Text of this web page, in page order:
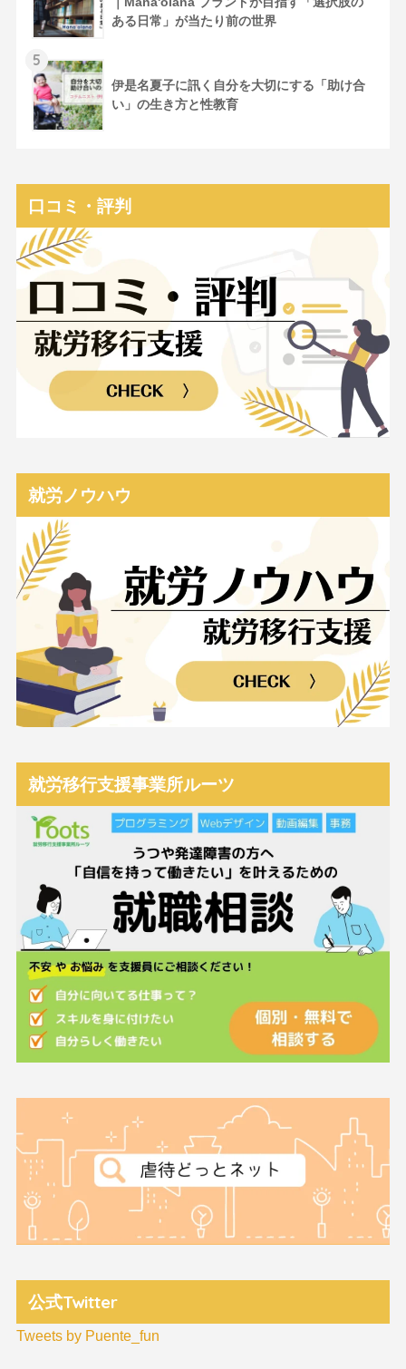
ある日常」が当たり前の世界
5
伊是名夏子に訊く自分を大切にする「助け合
い」の生き方と性教育
口コミ・評判
就労ノウハウ
就労移行支援事業所ルーツ
公式Twitter
Tweets by Puente_fun